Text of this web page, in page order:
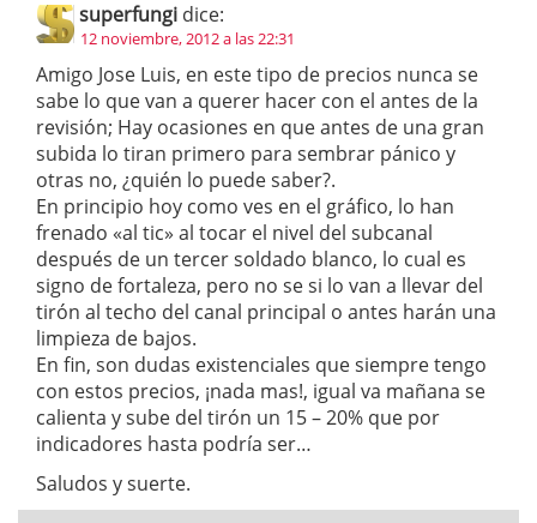
superfungi dice:
12 noviembre, 2012 a las 22:31
Amigo Jose Luis, en este tipo de precios nunca se
sabe lo que van a querer hacer con el antes de la
revisión; Hay ocasiones en que antes de una gran
subida lo tiran primero para sembrar pánico y
otras no, ¿quién lo puede saber?.
En principio hoy como ves en el gráfico, lo han
frenado «al tic» al tocar el nivel del subcanal
después de un tercer soldado blanco, lo cual es
signo de fortaleza, pero no se si lo van a llevar del
tirón al techo del canal principal o antes harán una
limpieza de bajos.
En fin, son dudas existenciales que siempre tengo
con estos precios, ¡nada mas!, igual va mañana se
calienta y sube del tirón un 15 – 20% que por
indicadores hasta podría ser…
Saludos y suerte.